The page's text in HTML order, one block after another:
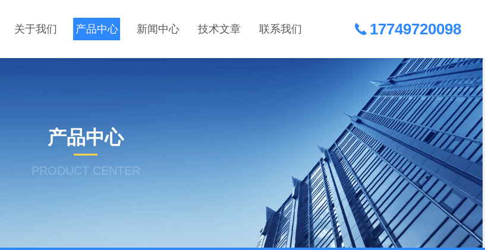
关于我们 产品中心 新闻中心 技术文章 联系我们 17749720098
产品中心
PRODUCT CENTER